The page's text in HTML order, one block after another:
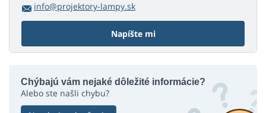
info@projektory-lampy.sk
Napíšte mi
Chýbajú vám nejaké dôležité informácie?
Alebo ste našli chybu?